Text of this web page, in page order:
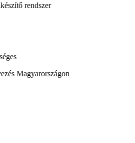
rendszer
Magyarországon